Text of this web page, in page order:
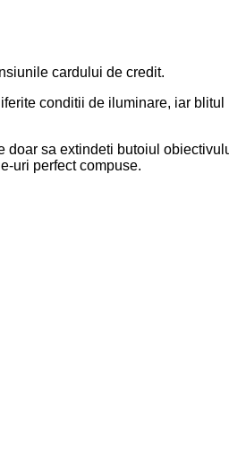
cardului de credit.
conditii de iluminare, iar
sa extindeti butoiul
uri perfect compuse.